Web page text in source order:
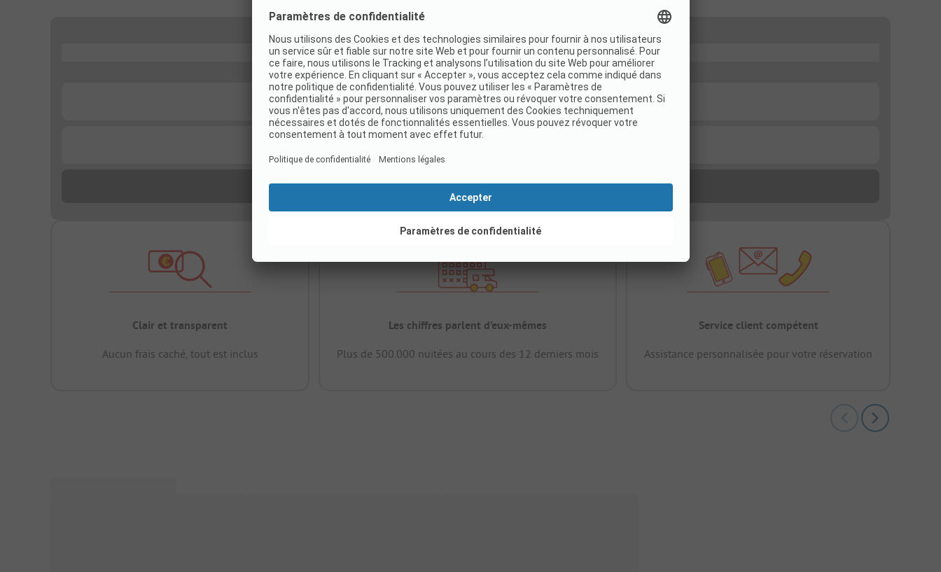
Clair et transparent
Aucun frais caché, tout est inclus
Les chiffres parlent d’eux-mêmes
Plus de 500.000 nuitées au cours des 12 derniers mois
Service client compétent
Assistance personnalisée pour votre réservation